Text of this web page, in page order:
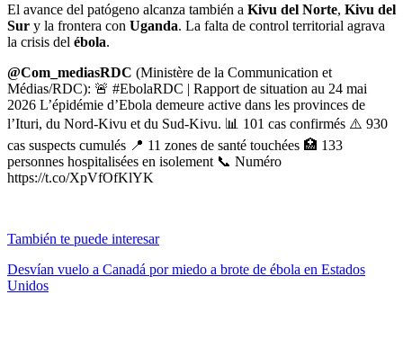
El avance del patógeno alcanza también a Kivu del Norte, Kivu del
Sur y la frontera con Uganda. La falta de control territorial agrava
la crisis del ébola.
@Com_mediasRDC (Ministère de la Communication et
Médias/RDC): 🚨 #EbolaRDC | Rapport de situation au 24 mai
2026 L’épidémie d’Ebola demeure active dans les provinces de
l’Ituri, du Nord-Kivu et du Sud-Kivu. 📊 101 cas confirmés ⚠️ 930
cas suspects cumulés 📍 11 zones de santé touchées 🏥 133
personnes hospitalisées en isolement 📞 Numéro
https://t.co/XpVfOfKlYK
También te puede interesar
Desvían vuelo a Canadá por miedo a brote de ébola en Estados
Unidos